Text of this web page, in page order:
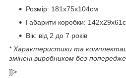
Розмір: 181х75х104см
Габарити коробки:
Вік: від 2 до 7 років
* Характеристики та
змінені виробником без
]]>